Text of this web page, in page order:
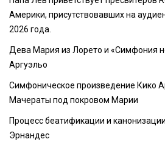
Америки, присутствовавших на
2026 года.
Дева Мария из Лорето и «Симфония
Аргуэльо
Симфоническое произведение Кико
Мачераты под покровом Марии
Процесс беатификации и
Эрнандес